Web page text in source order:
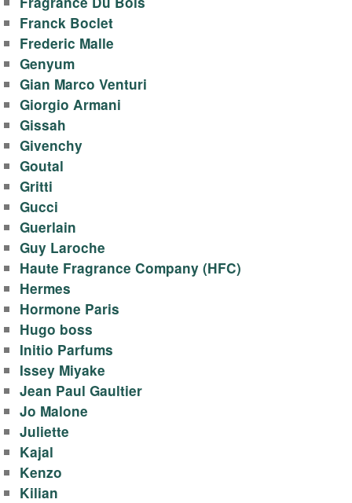
д
ы
,
д
у
х
о
в
Franck Boclet
Frederic Malle
Genyum
Gian Marco Venturi
Giorgio Armani
Gissah
Givenchy
Goutal
Gritti
Gucci
Guerlain
Guy Laroche
Haute Fragrance Company (HFC)
Hermes
Hormone Paris
Hugo boss
Initio Parfums
Issey Miyake
Jean Paul Gaultier
Jo Malone
Juliette
Kajal
Kenzo
Kilian